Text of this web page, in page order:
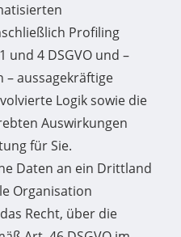
Profiling
und 4 DSGVO und –
– aussagekräftige
Logik sowie die
Auswirkungen
für Sie.
Daten an ein Drittland
Organisation
Recht, über die